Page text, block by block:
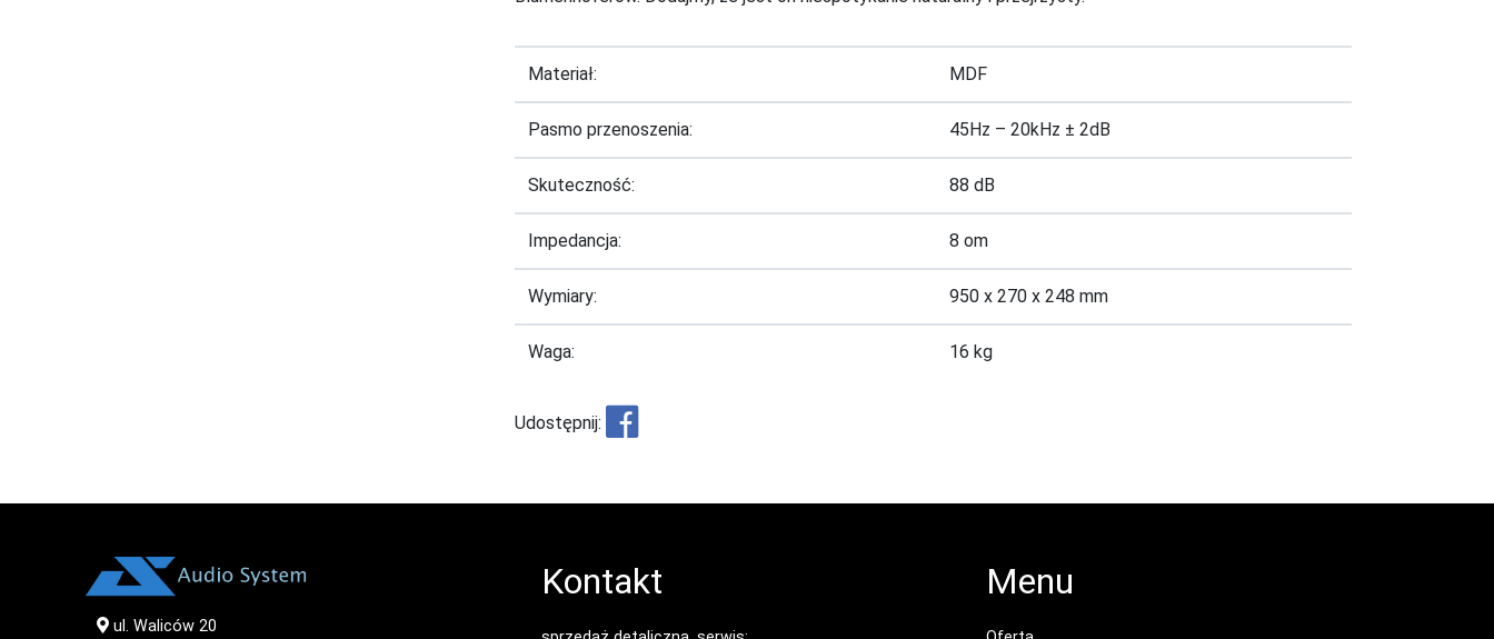
Materiał: MDF
Pasmo przenoszenia: 45Hz – 20kHz ± 2dB
Skuteczność: 88 dB
Impedancja: 8 om
Wymiary: 950 x 270 x 248 mm
Waga: 16 kg
Udostępnij:
ul. Waliców 20
Kontakt Menu